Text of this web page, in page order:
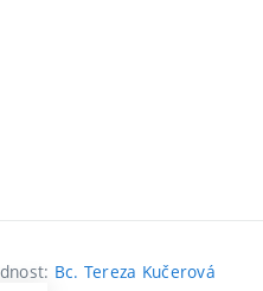
Bc. Tereza Kučerová